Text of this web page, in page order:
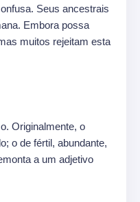
Seus ancestrais
Embora possa
muitos rejeitam esta
Originalmente, o
o de fértil, abundante,
a um adjetivo